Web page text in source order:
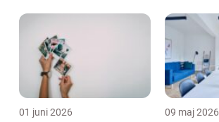
01 juni 2026 09 maj 2026